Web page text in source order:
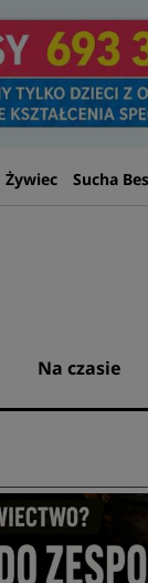
Żywiec Sucha
Na czasie